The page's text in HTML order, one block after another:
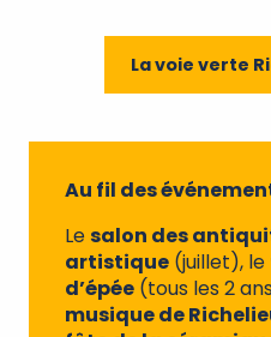
La voie verte
Au fil des
Lesalon des
artistique (juillet), le
d’épée (tous les 2
musique de